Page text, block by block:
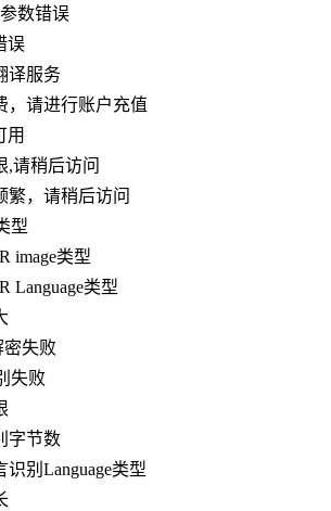
参数错误
误
译服务
，请进行账户充值
用
,请稍后访问
繁，请稍后访问
型
image类型
Language类型
密失败
失败
字节数
识别Language类型